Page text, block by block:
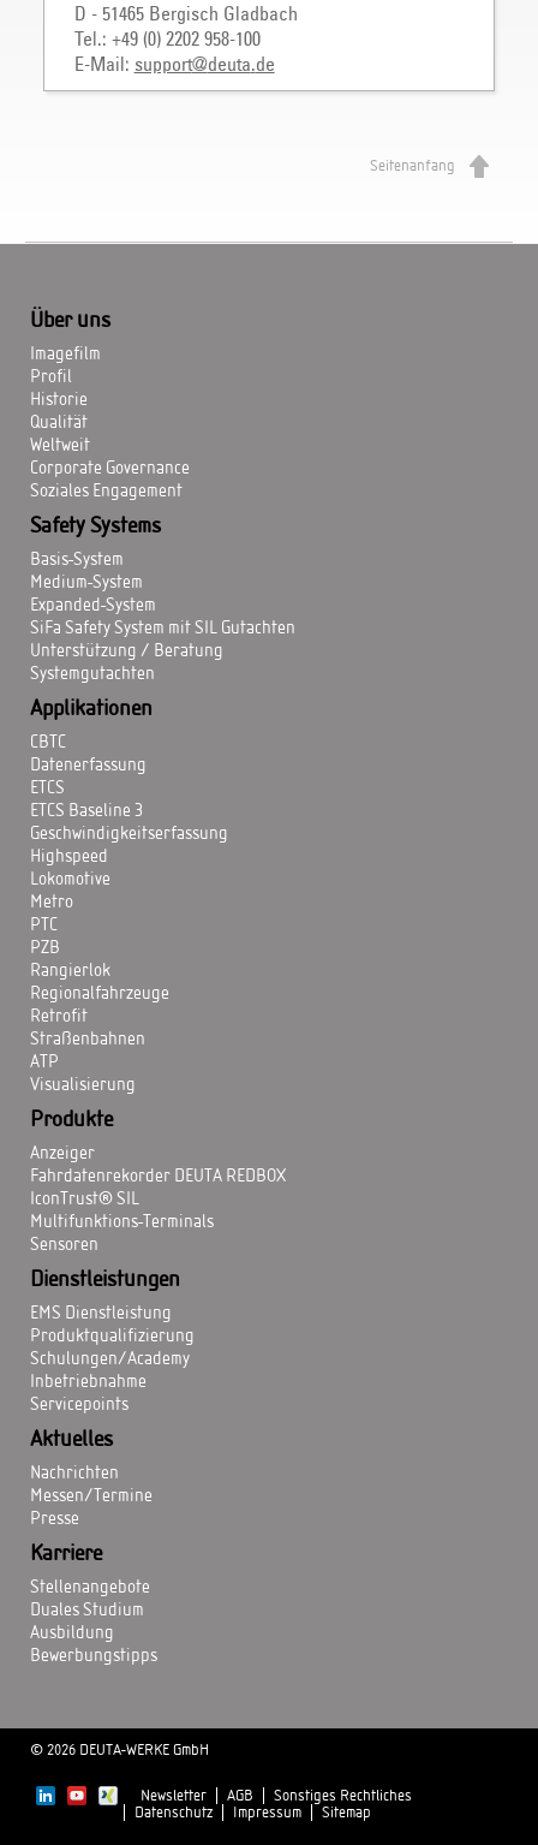
D - 51465 Bergisch Gladbach
Tel.: +49 (0) 2202 958-100
E-Mail: support@deuta.de
Seitenanfang
Über uns
Imagefilm
Profil
Historie
Qualität
Weltweit
Corporate Governance
Soziales Engagement
Safety Systems
Basis-System
Medium-System
Expanded-System
SiFa Safety System mit SIL Gutachten
Unterstützung / Beratung
Systemgutachten
Applikationen
CBTC
Datenerfassung
ETCS
ETCS Baseline 3
Geschwindigkeitserfassung
Highspeed
Lokomotive
Metro
PTC
PZB
Rangierlok
Regionalfahrzeuge
Retrofit
Straßenbahnen
ATP
Visualisierung
Produkte
Anzeiger
Fahrdatenrekorder DEUTA REDBOX
IconTrust® SIL
Multifunktions-Terminals
Sensoren
Dienstleistungen
EMS Dienstleistung
Produktqualifizierung
Schulungen/Academy
Inbetriebnahme
Servicepoints
Aktuelles
Nachrichten
Messen/Termine
Presse
Karriere
Stellenangebote
Duales Studium
Ausbildung
Bewerbungstipps
© 2026 DEUTA-WERKE GmbH
Newsletter AGB
Sonstiges Rechtliches
Datenschutz
Impressum Sitemap